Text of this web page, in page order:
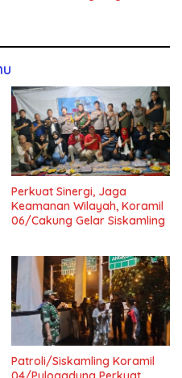
Perkuat Sinergi, Jaga
Keamanan Wilayah, Koramil
06/Cakung Gelar Siskamling
Patroli/Siskamling Koramil